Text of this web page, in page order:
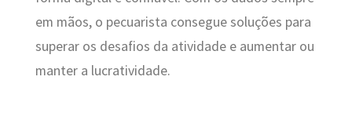
em mãos, o pecuarista consegue soluções para
superar os desafios da atividade e aumentar ou
manter a lucratividade.